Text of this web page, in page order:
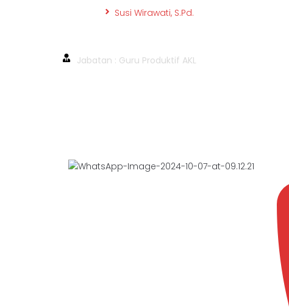
Susi Wirawati, S.Pd.
Jabatan : Guru Produktif AKL